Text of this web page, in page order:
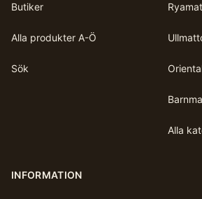
Butiker
Alla produkter A-Ö
Sök
Alla
INFORMATION